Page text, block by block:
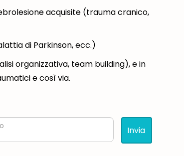
acquisite (trauma cranico,
di Parkinson, ecc.)
organizzativa, team building), e in
e così via.